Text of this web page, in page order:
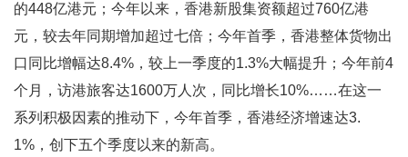
的448亿港元；今年以来，香港新股集资额超过760亿港
元，较去年同期增加超过七倍；今年首季，香港整体货物出
口同比增幅达8.4%，较上一季度的1.3%大幅提升；今年前4
个月，访港旅客达1600万人次，同比增长10%……在这一
系列积极因素的推动下，今年首季，香港经济增速达3.
1%，创下五个季度以来的新高。